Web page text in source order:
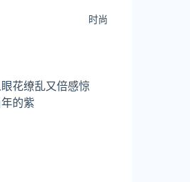
时尚
花缭乱又倍感惊
的紫